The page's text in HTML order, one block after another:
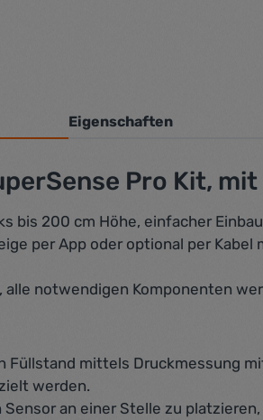
Eigenschaften
Pro Kit,
bis 200 cm Höhe, einfacher
per App oder optional per Kabel
notwendigen Komponenten
mittels Druckmessung
werden.
an einer Stelle zu